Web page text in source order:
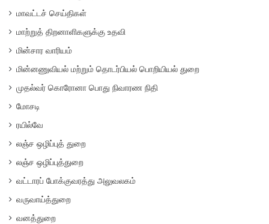
மாவட்டச் செய்திகள்
மாற்றுத் திறனாளிகளுக்கு உதவி
மின்சார வாரியம்
மின்னணுவியல் மற்றும் தொடர்பியல் பொறியியல் துறை
முதல்வர் கொரோனா பொது நிவாரண நிதி
மோசடி
ரயில்வே
லஞ்ச ஒழிப்புத் துறை
லஞ்ச ஒழிப்புத்துறை
வட்டாரப் போக்குவரத்து அலுவலகம்
வருவாய்த்துறை
வனத்துறை